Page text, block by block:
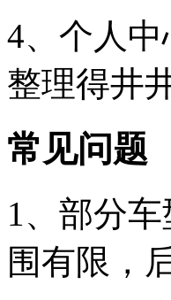
4、个人
整理得井
常见问题
1、部分
围有限，